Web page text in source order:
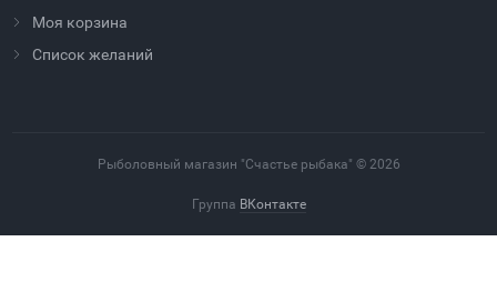
Моя корзина
Cписок желаний
Рыболовный магазин "Счастье рыбака" © 2026
Группа ВКонтакте